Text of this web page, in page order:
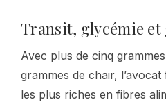
Transit, glycémie
Avec plus de cinq
grammes de chair,
les plus riches en fibres